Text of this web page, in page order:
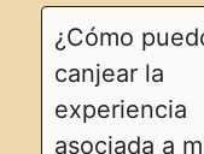
¿Cómo
canjear la
experiencia
asociada a